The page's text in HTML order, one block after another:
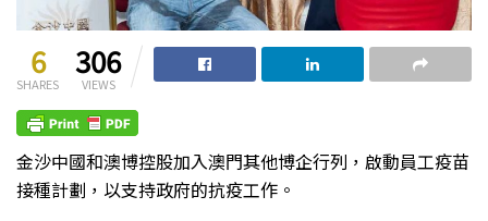
6
SHARES
306
VIEWS
金沙中國和澳博控股加入澳門其他博企行列，啟動員工疫苗
接種計劃，以支持政府的抗疫工作。